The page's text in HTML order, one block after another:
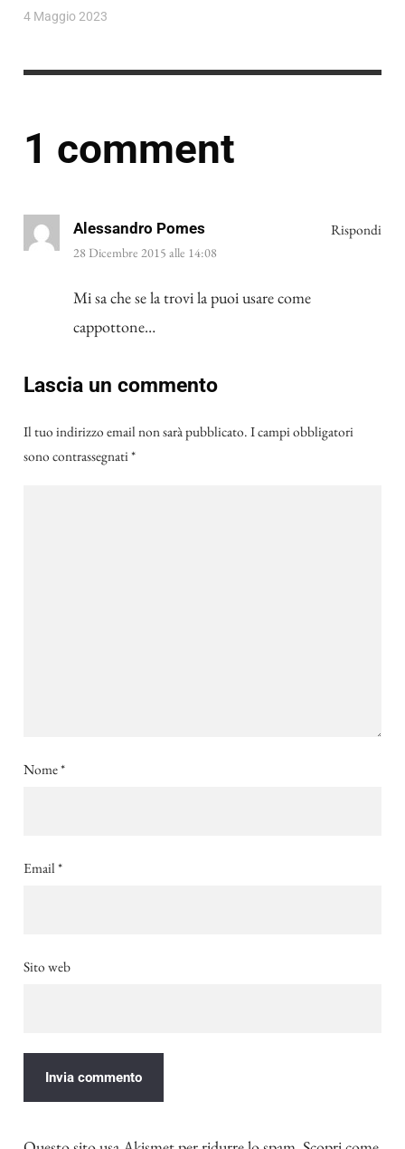
4 Maggio 2023
1 comment
Alessandro Pomes
28 Dicembre 2015 alle 14:08
Mi sa che se la trovi la puoi usare come
cappottone…
Rispondi
Lascia un commento
Il tuo indirizzo email non sarà pubblicato.I campi obbligatori
sono contrassegnati*
Nome*
Email*
Sito web